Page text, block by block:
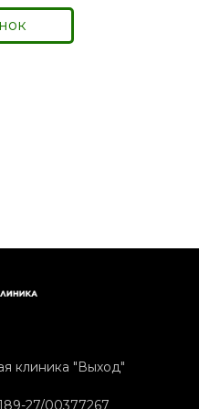
клиника "Выход"
27/00377267